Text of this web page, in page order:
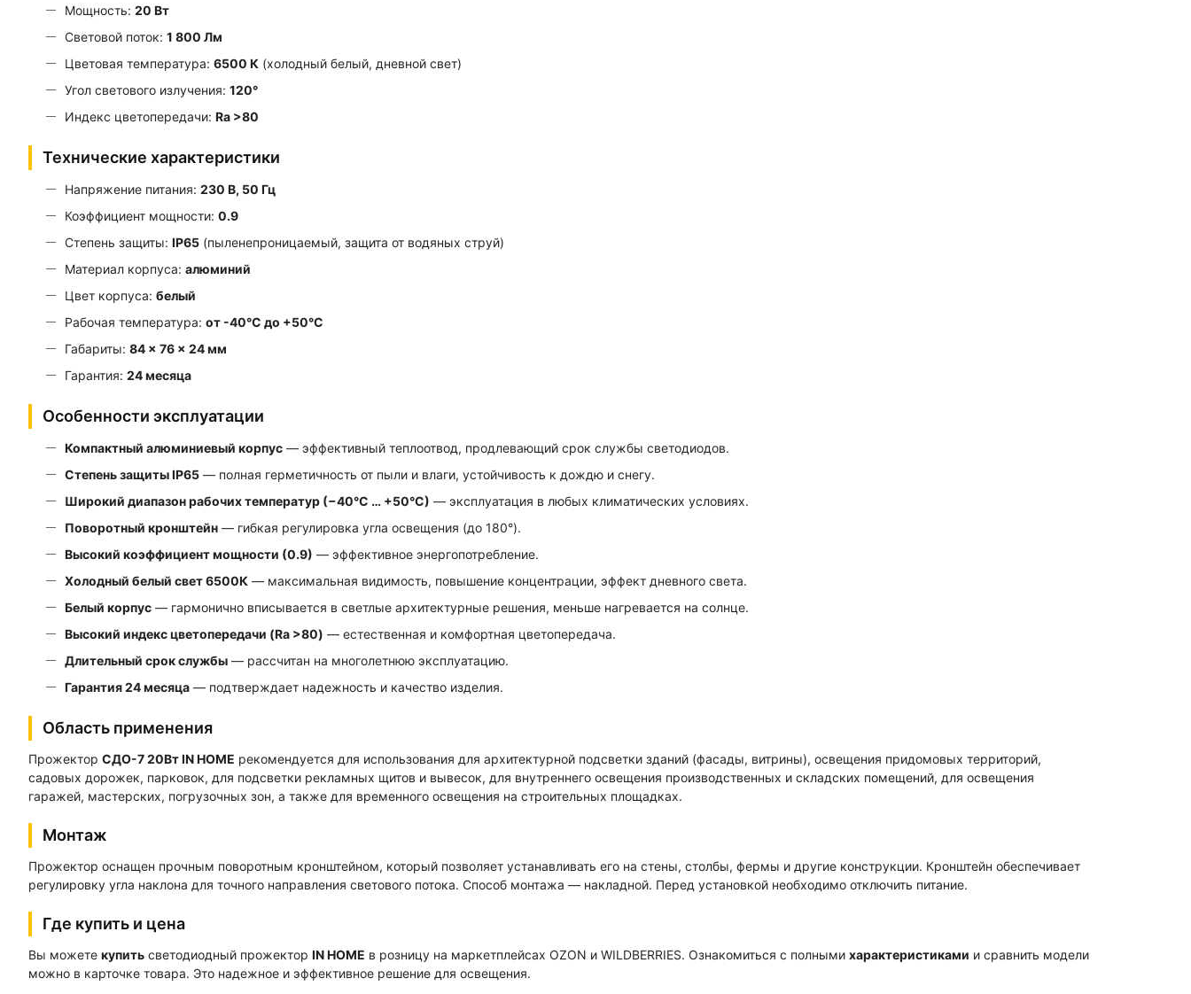
Мощность: 20 Вт
Световой поток: 1 800 Лм
Цветовая температура: 6500 К (холодный белый, дневной свет)
Угол светового излучения: 120°
Индекс цветопередачи: Ra >80
Технические характеристики
Напряжение питания: 230 В, 50 Гц
Коэффициент мощности: 0.9
Степень защиты: IP65 (пыленепроницаемый, защита от водяных струй)
Материал корпуса: алюминий
Цвет корпуса: белый
Рабочая температура: от -40°С до +50°С
Габариты: 84 × 76 × 24 мм
Гарантия: 24 месяца
Особенности эксплуатации
Компактный алюминиевый корпус — эффективный теплоотвод, продлевающий срок службы светодиодов.
Степень защиты IP65 — полная герметичность от пыли и влаги, устойчивость к дождю и снегу.
Широкий диапазон рабочих температур (−40°С … +50°С) — эксплуатация в любых климатических условиях.
Поворотный кронштейн — гибкая регулировка угла освещения (до 180°).
Высокий коэффициент мощности (0.9) — эффективное энергопотребление.
Холодный белый свет 6500К — максимальная видимость, повышение концентрации, эффект дневного света.
Белый корпус — гармонично вписывается в светлые архитектурные решения, меньше нагревается на солнце.
Высокий индекс цветопередачи (Ra >80) — естественная и комфортная цветопередача.
Длительный срок службы — рассчитан на многолетнюю эксплуатацию.
Гарантия 24 месяца — подтверждает надежность и качество изделия.
Область применения
Прожектор СДО-7 20Вт IN HOME рекомендуется для использования для архитектурной подсветки зданий (фасады, витрины), освещения придомовых территорий,
садовых дорожек, парковок, для подсветки рекламных щитов и вывесок, для внутреннего освещения производственных и складских помещений, для освещения
гаражей, мастерских, погрузочных зон, а также для временного освещения на строительных площадках.
Монтаж
Прожектор оснащен прочным поворотным кронштейном, который позволяет устанавливать его на стены, столбы, фермы и другие конструкции. Кронштейн обеспечивает
регулировку угла наклона для точного направления светового потока. Способ монтажа — накладной. Перед установкой необходимо отключить питание.
Где купить и цена
Вы можете купить светодиодный прожектор IN HOME в розницу на маркетплейсах OZON и WILDBERRIES. Ознакомиться с полными характеристиками и сравнить модели
можно в карточке товара. Это надежное и эффективное решение для освещения.